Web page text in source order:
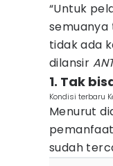
“Untuk
semuanya
tidak ada
dilansir
1. Tak
Kondisi terbaru
Menurut
sudah